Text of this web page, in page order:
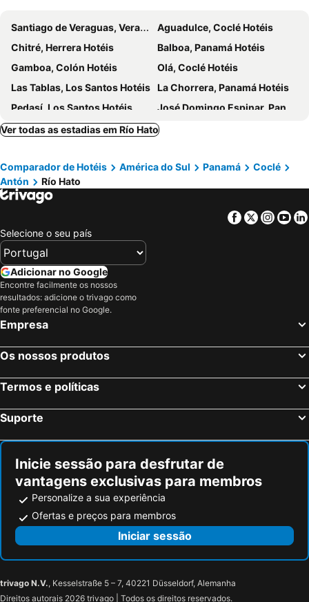
Santiago de Veraguas, Veraguas Hotéis
Aguadulce, Coclé Hotéis
Chitré, Herrera Hotéis
Balboa, Panamá Hotéis
Gamboa, Colón Hotéis
Olá, Coclé Hotéis
Las Tablas, Los Santos Hotéis La Chorrera, Panamá Hotéis
Pedasí, Los Santos Hotéis
José Domingo Espinar, Panamá Hotéis
Arraiján, Panamá Hotéis
Chame, Panamá Hotéis
San Carlos, Panamá Hotéis
Penonomé, Coclé Hotéis
Antón, Coclé Hotéis
Nueva Gorgona, Panamá Oeste Hotéis
Cidade do Panamá, Panamá Hotéis
Bastimentos, Bocas do Toro Hotéis
David, Chiriquí Hotéis
Soná, Veraguas Hotéis
Ver todas as estadias em Río Hato
Comparador de Hotéis América do Sul Panamá
Coclé
Antón
Río Hato
Facebook
Twitter
Selecione o seu país
Adicionar no Google
Encontre facilmente os nossos
resultados: adicione o trivago como
fonte preferencial no Google.
Empresa
Os nossos produtos
Termos e políticas
Suporte
Inicie sessão para desfrutar de
vantagens exclusivas para membros
Personalize a sua experiência
Ofertas e preços para membros
Iniciar sessão
trivago N.V., Kesselstraße 5 – 7, 40221 Düsseldorf, Alemanha
Direitos autorais 2026 trivago | Todos os direitos reservados.